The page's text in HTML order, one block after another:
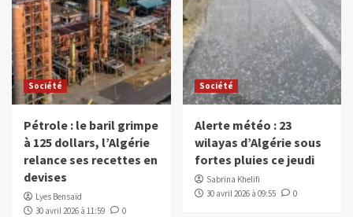
Société
Pétrole : le baril grimpe
à 125 dollars, l’Algérie
relance ses recettes en
devises
Lyes Bensaïd
30 avril 2026 à 11:59
0
Société
Alerte météo : 23
wilayas d’Algérie sous
fortes pluies ce jeudi
Sabrina Khelifi
30 avril 2026 à 09:55
0